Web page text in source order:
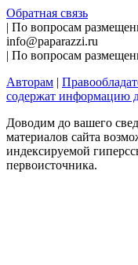
Обратная связь
| По вопросам
info@paparazzi.ru
| По вопросам
Авторам |
содержат информацию
Доводим до вашего
материалов сайта
индексируемой
первоисточника.